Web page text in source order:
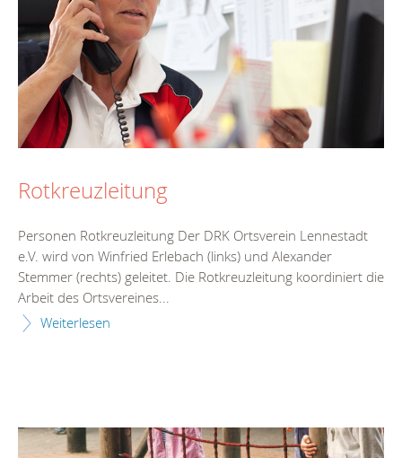
Rotkreuzleitung
Personen Rotkreuzleitung Der DRK Ortsverein Lennestadt
e.V. wird von Winfried Erlebach (links) und Alexander
Stemmer (rechts) geleitet. Die Rotkreuzleitung koordiniert die
Arbeit des Ortsvereines...
Weiterlesen